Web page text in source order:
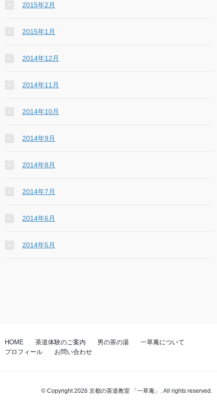
2015年2月
2015年1月
2014年12月
2014年11月
2014年10月
2014年9月
2014年8月
2014年7月
2014年6月
2014年5月
HOME 茶道体験のご案内 男の茶の湯
一草庵について
プロフィール
お問い合わせ
© Copyright 2026 京都の茶道教室 「一草庵」. All rights reserved.